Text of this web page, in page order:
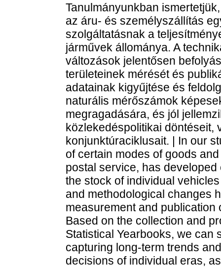
Tanulmányunkban
az áru- és személyszállítás
szolgáltatásnak a
járművek állománya. A
változások jelentősen
területeinek mérését és
adatainak kigyűjtése és
naturális mérőszámok
megragadására, és jól
közlekedéspolitikai döntéseit,
konjunktúraciklusait. | In our
of certain modes of goods
postal service, has
the stock of individual
and methodological changes
measurement and
Based on the collection and
Statistical Yearbooks, we can
capturing long-term trends
decisions of individual eras,